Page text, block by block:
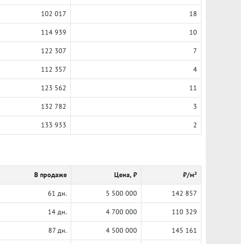
102 017 18
114 939 10
122 307 7
112 357 4
123 562 11
132 782 3
133 933 2
В продаже Цена, ₽ ₽/м²
61 дн. 5 500 000 142 857
14 дн. 4 700 000 110 329
87 дн. 4 500 000 145 161